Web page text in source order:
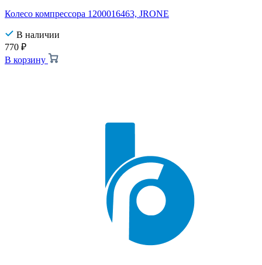
Колесо компрессора 1200016463, JRONE
В наличии
770 ₽
В корзину